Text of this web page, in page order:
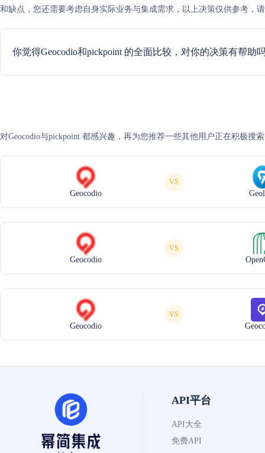
和缺点，您还需要考虑自身实际业务与集成需求，以上决策仅供参考，
你觉得Geocodio和pickpoint 的全面比较，对你的决策有帮助
对Geocodio与pickpoint 都感兴趣，再为您推荐一些其他用户正在积极搜
Geocodio
VS
Geocodio
VS
Geocodio
VS
API平台
API大全
免费API